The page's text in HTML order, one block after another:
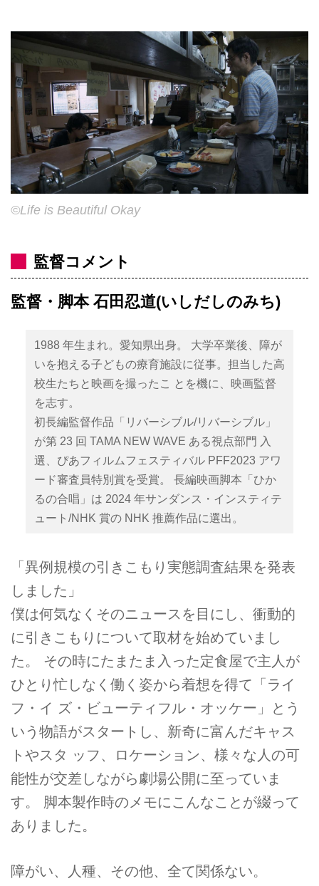
©Life is Beautiful Okay
監督コメント
監督・脚本 石田忍道(いしだしのみち)
1988 年生まれ。愛知県出身。 大学卒業後、障が
いを抱える子どもの療育施設に従事。担当した高
校生たちと映画を撮ったこ とを機に、映画監督
を志す。
初長編監督作品「リバーシブル/リバーシブル」
が第 23 回 TAMA NEW WAVE ある視点部門 入
選、ぴあフィルムフェスティバル PFF2023 アワ
ード審査員特別賞を受賞。 長編映画脚本「ひか
るの合唱」は 2024 年サンダンス・インスティテ
ュート/NHK 賞の NHK 推薦作品に選出。
「異例規模の引きこもり実態調査結果を発表
しました」
僕は何気なくそのニュースを目にし、衝動的
に引きこもりについて取材を始めていまし
た。 その時にたまたま入った定食屋で主人が
ひとり忙しなく働く姿から着想を得て「ライ
フ・イ ズ・ビューティフル・オッケー」とう
いう物語がスタートし、新奇に富んだキャス
トやスタ ッフ、ロケーション、様々な人の可
能性が交差しながら劇場公開に至っていま
す。 脚本製作時のメモにこんなことが綴って
ありました。
障がい、人種、その他、全て関係ない。